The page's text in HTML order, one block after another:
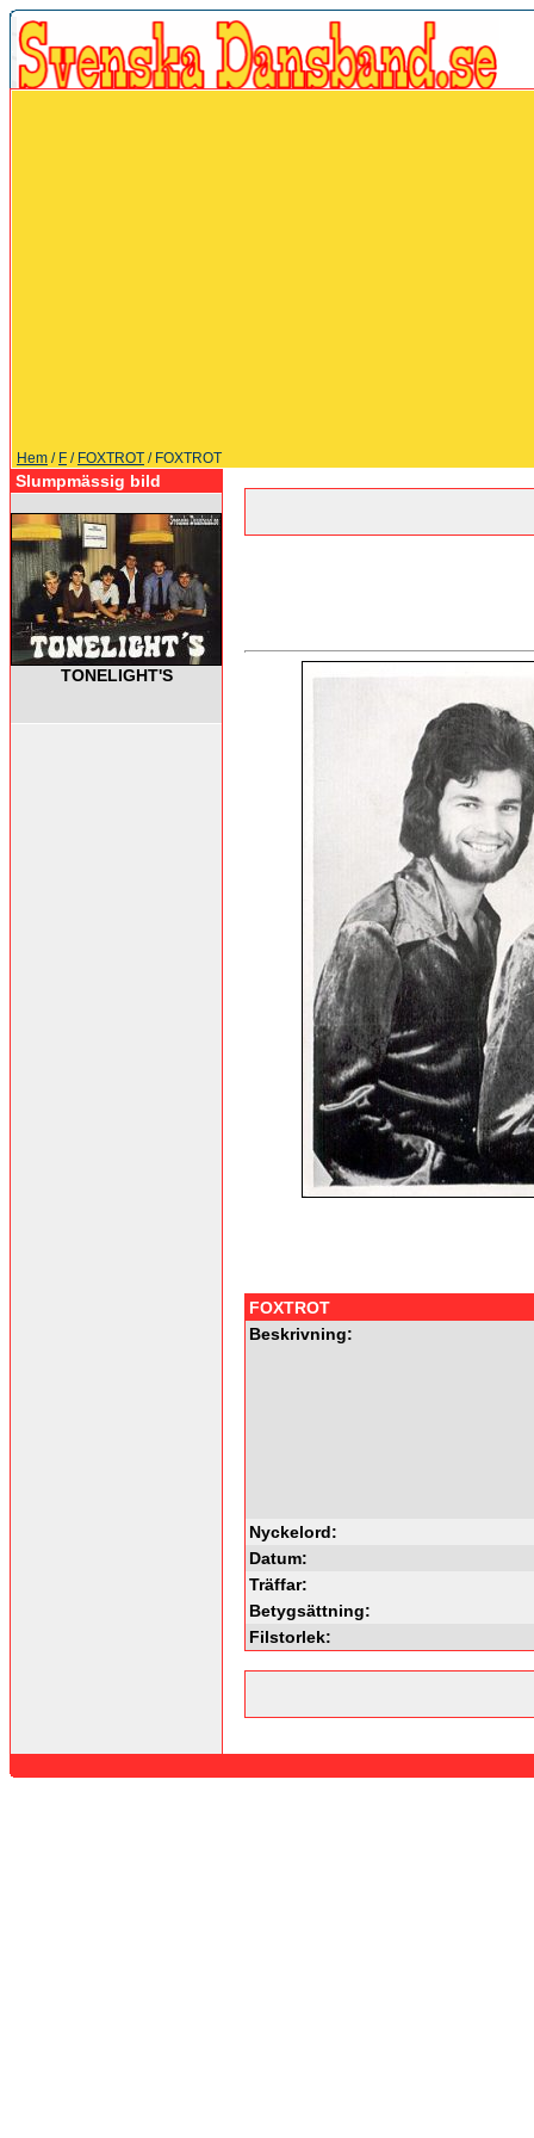
Hem / F / FOXTROT / FOXTROT
Slumpmässig bild
TONELIGHT'S
FOXTROT
Beskrivning:
Nyckelord:
Datum:
Träffar:
Betygsättning:
Filstorlek: